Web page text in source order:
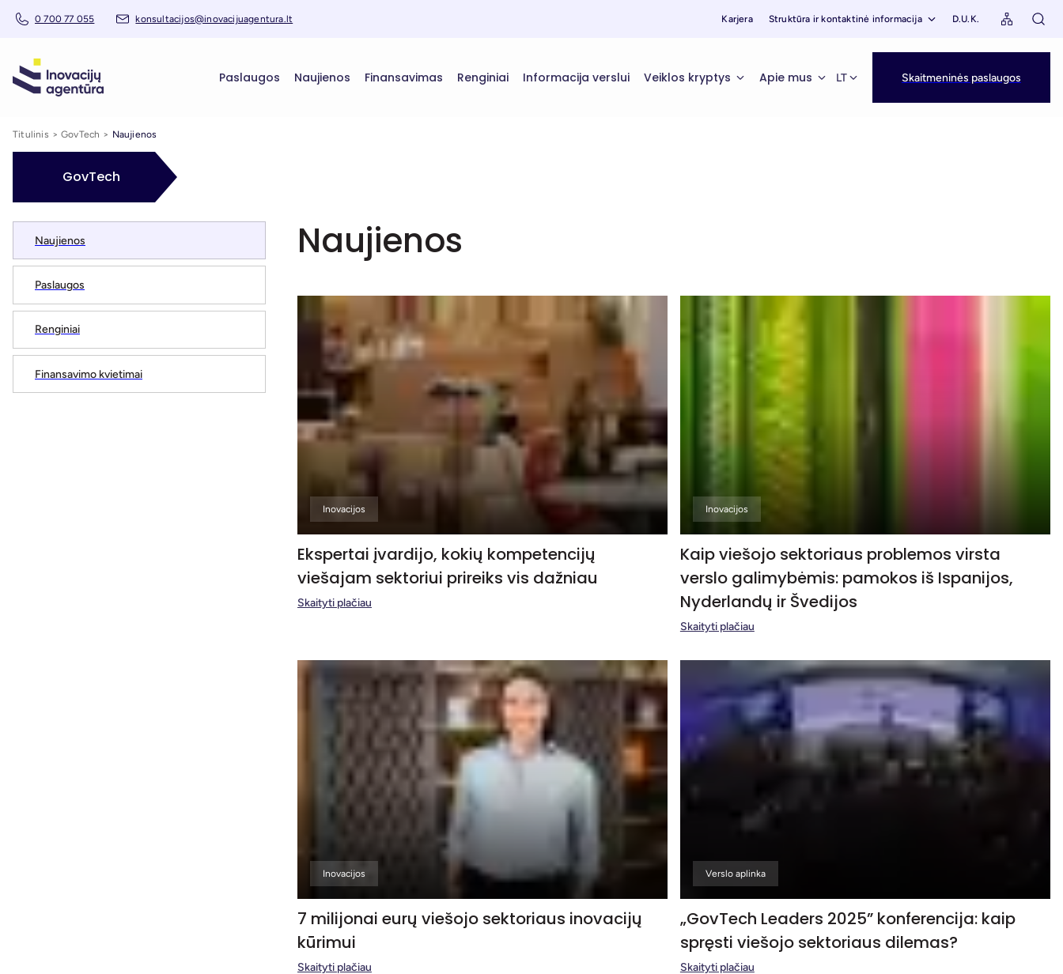
0 700 77 055 konsultacijos@inovacijuagentura.lt Karjera Struktūra ir kontaktinė informacija D.U.K.
Paslaugos Naujienos Finansavimas Renginiai Informacija verslui Veiklos kryptys Apie mus LT Skaitmeninės paslaugos
Titulinis GovTech Naujienos
GovTech
Naujienos
Paslaugos
Renginiai
Finansavimo kvietimai
Naujienos
Inovacijos
Ekspertai įvardijo, kokių kompetencijų
viešajam sektoriui prireiks vis dažniau
Skaityti plačiau
Inovacijos
Kaip viešojo sektoriaus problemos virsta
verslo galimybėmis: pamokos iš Ispanijos,
Nyderlandų ir Švedijos
Skaityti plačiau
Inovacijos
7 milijonai eurų viešojo sektoriaus inovacijų
kūrimui
Skaityti plačiau
Verslo aplinka
„GovTech Leaders 2025” konferencija: kaip
spręsti viešojo sektoriaus dilemas?
Skaityti plačiau